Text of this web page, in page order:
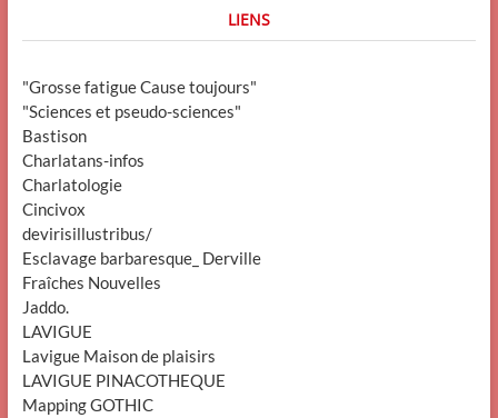
LIENS
"Grosse fatigue Cause toujours"
"Sciences et pseudo-sciences"
Bastison
Charlatans-infos
Charlatologie
Cincivox
devirisillustribus/
Esclavage barbaresque_ Derville
Fraîches Nouvelles
Jaddo.
LAVIGUE
Lavigue Maison de plaisirs
LAVIGUE PINACOTHEQUE
Mapping GOTHIC